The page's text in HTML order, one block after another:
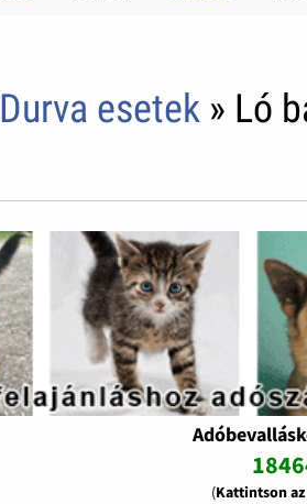
Durva esetek » Ló
(Kattintson az